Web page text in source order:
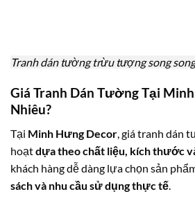
Tranh dán tường trừu tượng song
Giá Tranh Dán Tường Tại
Nhiêu?
Tại Minh Hưng Decor, giá tranh dán
hoạtdựa theo chất liệu, kích thước
khách hàng dễ dàng lựa chọn sản
sách và nhu cầu sử dụng thực tế.